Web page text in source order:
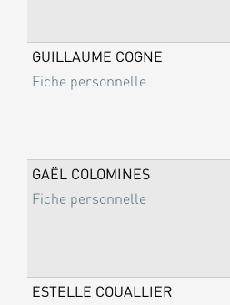
GUILLAUME COGNE
Fiche personnelle
GAËL COLOMINES
Fiche personnelle
ESTELLE COUALLIER